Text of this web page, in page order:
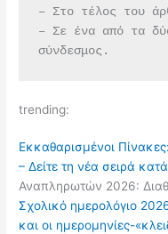
– Στο τέλος του
– Σε ένα από τα
σύνδεσμος.
trending:
Εκκαθαρισμένοι
– Δείτε τη νέα σειρά
Αναπληρωτών 2026:
Σχολικό ημερολόγιο
και οι ημερομηνίες-